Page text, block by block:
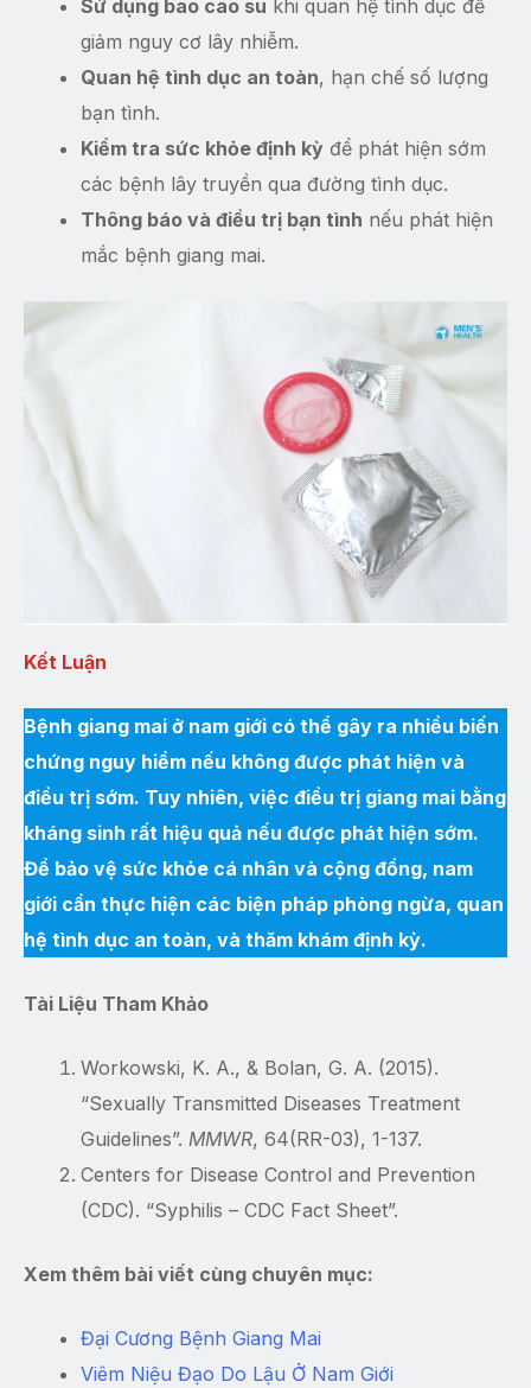
Sử dụng bao cao su khi quan hệ tình dục để
giảm nguy cơ lây nhiễm.
Quan hệ tình dục an toàn, hạn chế số lượng
bạn tình.
Kiểm tra sức khỏe định kỳ để phát hiện sớm
các bệnh lây truyền qua đường tình dục.
Thông báo và điều trị bạn tình nếu phát hiện
mắc bệnh giang mai.
Kết Luận
Bệnh giang mai ở nam giới có thể gây ra nhiều biến
chứng nguy hiểm nếu không được phát hiện và
điều trị sớm. Tuy nhiên, việc điều trị giang mai bằng
kháng sinh rất hiệu quả nếu được phát hiện sớm.
Để bảo vệ sức khỏe cá nhân và cộng đồng, nam
giới cần thực hiện các biện pháp phòng ngừa, quan
hệ tình dục an toàn, và thăm khám định kỳ.
Tài Liệu Tham Khảo
Workowski, K. A., & Bolan, G. A. (2015).
“Sexually Transmitted Diseases Treatment
Guidelines”. MMWR, 64(RR-03), 1-137.
Centers for Disease Control and Prevention
(CDC). “Syphilis – CDC Fact Sheet”.
Xem thêm bài viết cùng chuyên mục:
Đại Cương Bệnh Giang Mai
Viêm Niệu Đạo Do Lậu Ở Nam Giới